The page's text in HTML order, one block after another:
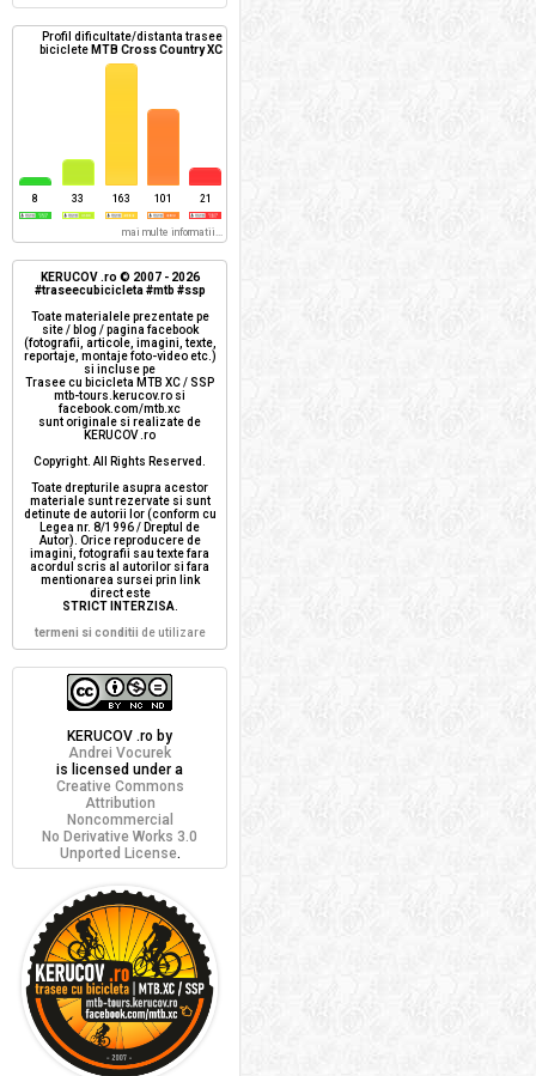
Profil dificultate/distanta trasee
biciclete MTB Cross Country XC
8 33 163 101 21
mai multe informatii...
KERUCOV .ro © 2007 - 2026
#traseecubicicleta #mtb #ssp
Toate materialele prezentate pe
site / blog / pagina facebook
(fotografii, articole, imagini, texte,
reportaje, montaje foto-video etc.)
si incluse pe
Trasee cu bicicleta MTB XC / SSP
mtb-tours.kerucov.ro si
facebook.com/mtb.xc
sunt originale si realizate de
KERUCOV .ro
Copyright. All Rights Reserved.
Toate drepturile asupra acestor
materiale sunt rezervate si sunt
detinute de autorii lor (conform cu
Legea nr. 8/1996 / Dreptul de
Autor). Orice reproducere de
imagini, fotografii sau texte fara
acordul scris al autorilor si fara
mentionarea sursei prin link
direct este
STRICT INTERZISA.
termeni si conditii de utilizare
KERUCOV .ro by
Andrei Vocurek
is licensed under a
Creative Commons
Attribution
Noncommercial
No Derivative Works 3.0
Unported License.